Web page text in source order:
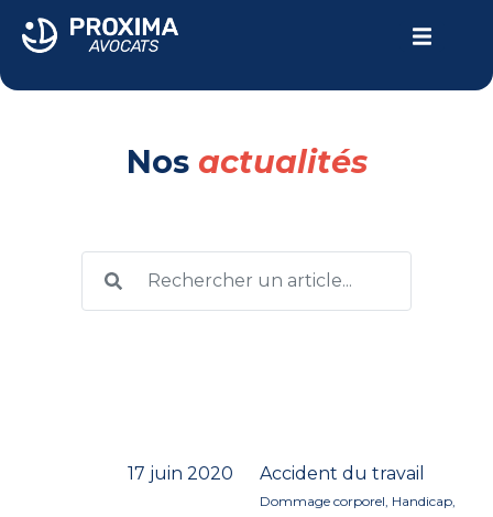
VOTRE PARCOURS
Contactez-nous
Nos actualités
17 juin 2020 Accident du travail
Dommage corporel, Handicap,